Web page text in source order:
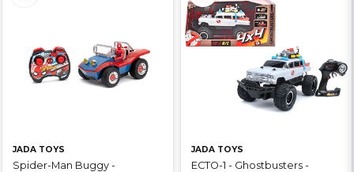
JADA TOYS
Spider-Man Buggy -
JADA TOYS
ECTO-1 - Ghostbusters -